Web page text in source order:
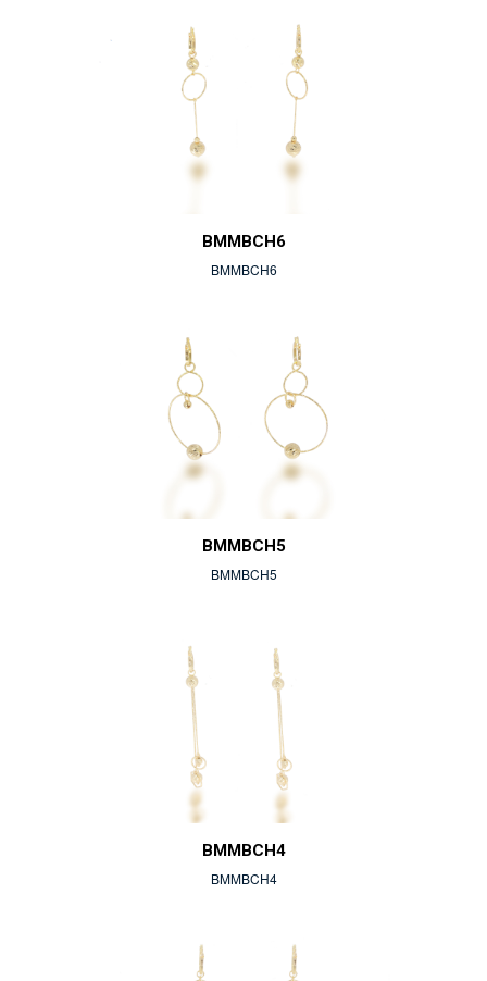
BMMBCH6
BMMBCH6
BMMBCH5
BMMBCH5
BMMBCH4
BMMBCH4